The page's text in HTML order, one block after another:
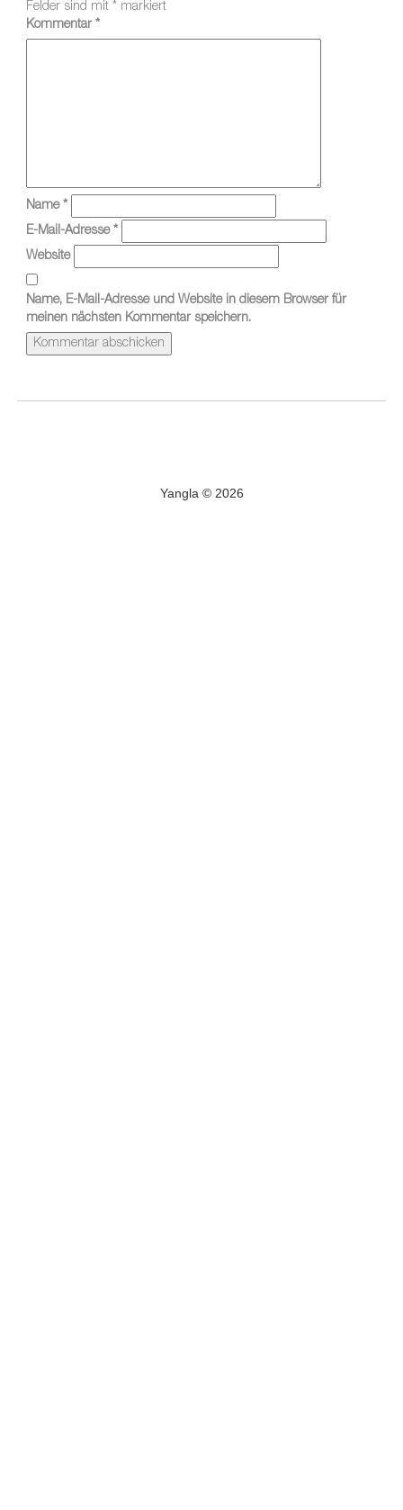
Felder sind mit * markiert
Kommentar *
Name *
E-Mail-Adresse *
Website
Name, E-Mail-Adresse und Website in diesem Browser für
meinen nächsten Kommentar speichern.
Yangla © 2026